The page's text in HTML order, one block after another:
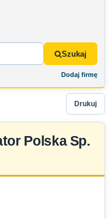
Szukaj
Dodaj firmę
Drukuj
Polska Sp.